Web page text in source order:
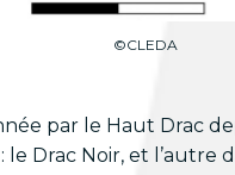
©CLEDA
par le Haut Drac
Drac Noir, et